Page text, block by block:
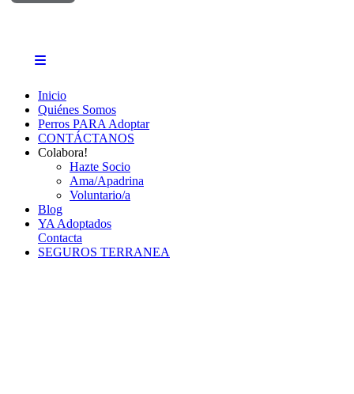
Inicio
Quiénes Somos
Perros PARA Adoptar
CONTÁCTANOS
Colabora!
Hazte Socio
Ama/Apadrina
Voluntario/a
Blog
YA Adoptados
Contacta
SEGUROS TERRANEA